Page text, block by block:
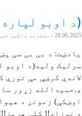
(د اوبو
28.06.2025 - متقاعد ډاکټر
یادښت: د بی بی سی
سرلیک ولید(د اوبو
لاندې کرښې مې تورې
ډ.حمیدالله زړور
اوښکې) زمونږ د
د نوزاد!! کلی